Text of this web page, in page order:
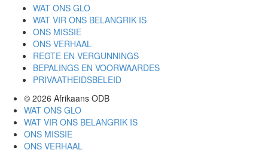
WAT ONS GLO
WAT VIR ONS BELANGRIK IS
ONS MISSIE
ONS VERHAAL
REGTE EN VERGUNNINGS
BEPALINGS EN VOORWAARDES
PRIVAATHEIDSBELEID
© 2026 Afrikaans ODB
WAT ONS GLO
WAT VIR ONS BELANGRIK IS
ONS MISSIE
ONS VERHAAL